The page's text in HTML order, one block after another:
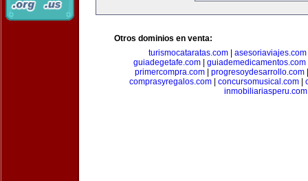
Otros dominios en venta:
turismocataratas.com| asesoriaviajes.com
guiadegetafe.com| guiademedicamentos.com
primercompra.com| progresoydesarrollo.com
comprasyregalos.com| concursomusical.com|
inmobiliariasperu.com